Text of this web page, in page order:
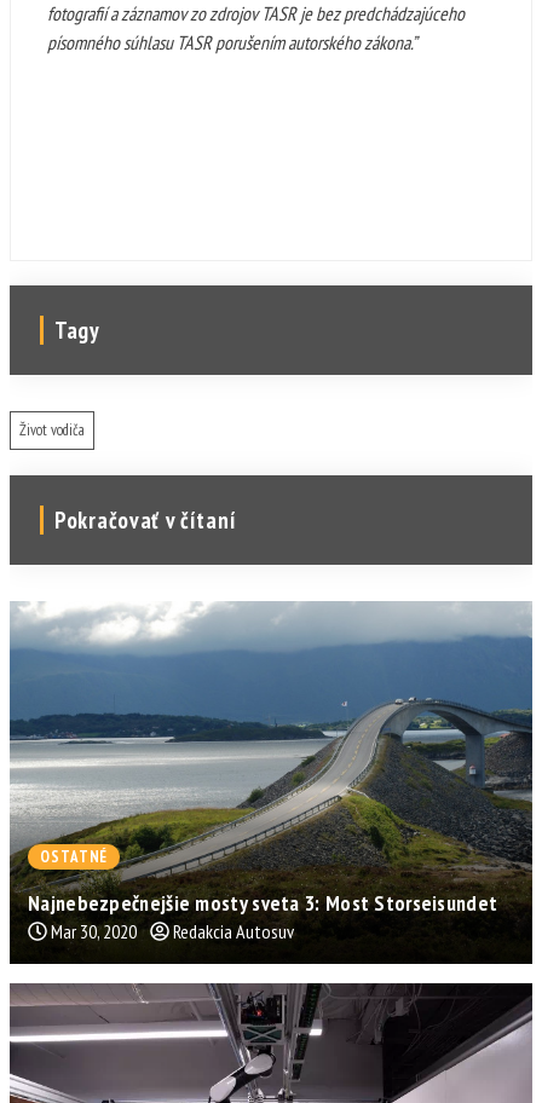
fotografií a záznamov zo zdrojov TASR je bez predchádzajúceho
písomného súhlasu TASR porušením autorského zákona.”
Tagy
Život vodiča
Pokračovať v čítaní
OSTATNÉ
Najnebezpečnejšie mosty sveta 3: Most Storseisundet
Mar 30, 2020 Redakcia Autosuv